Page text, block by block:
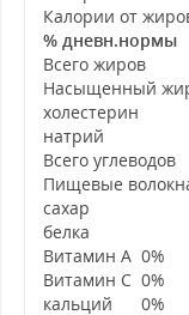
Калории от
% дневн.нормы
Всего жиров
Насыщенный
холестерин
натрий
Всего углеводов
Пищевые
сахар
белка
Витамин А 0%
Витамин С 0%
кальций
0%